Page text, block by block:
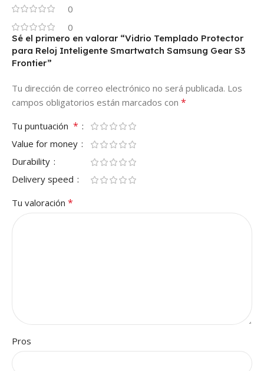
0
0
Sé el primero en valorar “Vidrio Templado Protector
para Reloj Inteligente Smartwatch Samsung Gear S3
Frontier”
Tu dirección de correo electrónico no será publicada. Los
campos obligatorios están marcados con *
Tu puntuación *
Value for money
Durability
Delivery speed
Tu valoración *
Pros